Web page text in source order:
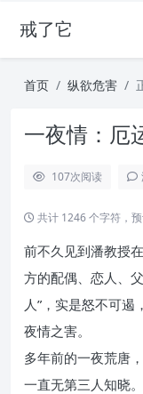
戒了它
首页 纵欲危害
一夜情：厄
107次阅读
共计 1246 个字符，
前不久见到潘教授
方的配偶、恋人、
人”，实是怒不可
夜情之害。
多年前的一夜荒唐
一直无第三人知晓